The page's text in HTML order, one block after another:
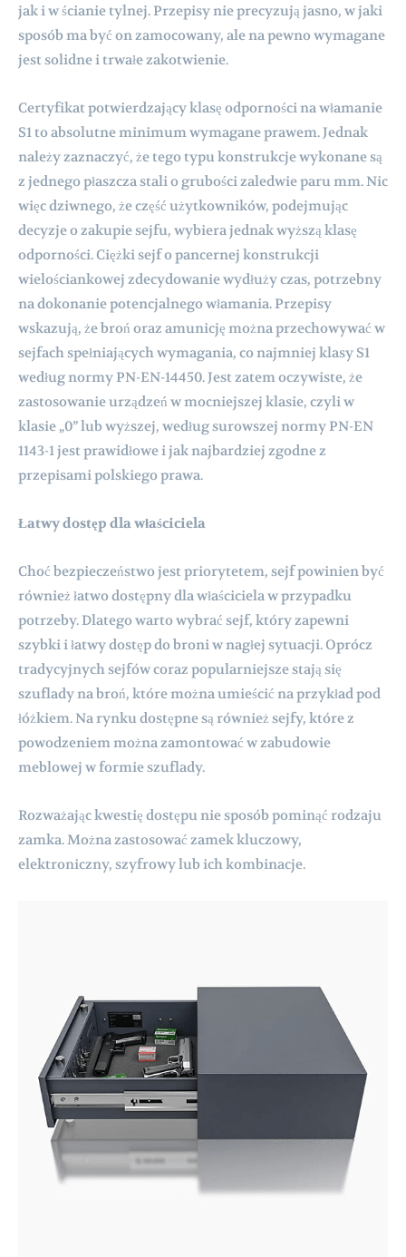
jak i w ścianie tylnej. Przepisy nie precyzują jasno, w jaki
sposób ma być on zamocowany, ale na pewno wymagane
jest solidne i trwałe zakotwienie.
Certyfikat potwierdzający klasę odporności na włamanie
S1 to absolutne minimum wymagane prawem. Jednak
należy zaznaczyć, że tego typu konstrukcje wykonane są
z jednego płaszcza stali o grubości zaledwie paru mm. Nic
więc dziwnego, że część użytkowników, podejmując
decyzje o zakupie sejfu, wybiera jednak wyższą klasę
odporności. Ciężki sejf o pancernej konstrukcji
wielościankowej zdecydowanie wydłuży czas, potrzebny
na dokonanie potencjalnego włamania. Przepisy
wskazują, że broń oraz amunicję można przechowywać w
sejfach spełniających wymagania, co najmniej klasy S1
według normy PN-EN-14450. Jest zatem oczywiste, że
zastosowanie urządzeń w mocniejszej klasie, czyli w
klasie „0” lub wyższej, według surowszej normy PN-EN
1143-1 jest prawidłowe i jak najbardziej zgodne z
przepisami polskiego prawa.
Łatwy dostęp dla właściciela
Choć bezpieczeństwo jest priorytetem, sejf powinien być
również łatwo dostępny dla właściciela w przypadku
potrzeby. Dlatego warto wybrać sejf, który zapewni
szybki i łatwy dostęp do broni w nagłej sytuacji. Oprócz
tradycyjnych sejfów coraz popularniejsze stają się
szuflady na broń, które można umieścić na przykład pod
łóżkiem. Na rynku dostępne są również sejfy, które z
powodzeniem można zamontować w zabudowie
meblowej w formie szuflady.
Rozważając kwestię dostępu nie sposób pominąć rodzaju
zamka. Można zastosować zamek kluczowy,
elektroniczny, szyfrowy lub ich kombinacje.